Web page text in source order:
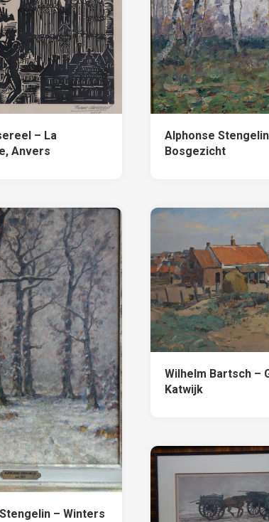
– La
Anvers
Alphonse
Bosgezicht
Wilhelm Bartsch –
Katwijk
– Winters